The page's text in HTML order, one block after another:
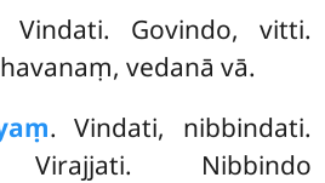
Vindati. Govindo, vitti.
vedanā vā.
. Vindati, nibbindati.
Virajjati. Nibbindo